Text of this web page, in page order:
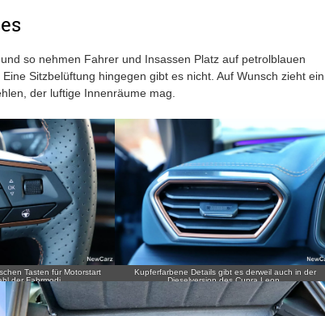
so nehmen Fahrer und Insassen Platz auf petrolblauen
Sitzbelüftung hingegen gibt es nicht. Auf Wunsch zieht ein
der luftige Innenräume mag.
Tasten für Motorstart
der Fahrmodi.
Kupferfarbene Details gibt es derweil auch in der
Dieselversion des Cupra Leon.